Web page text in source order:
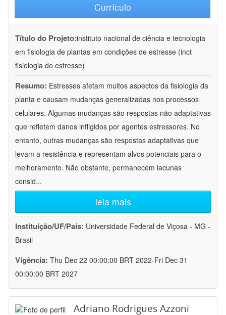
Currículo
Título do Projeto:instituto nacional de ciência e tecnologia
em fisiologia de plantas em condições de estresse (inct
fisiologia do estresse)
Resumo: Estresses afetam muitos aspectos da fisiologia da
planta e causam mudanças generalizadas nos processos
celulares. Algumas mudanças são respostas não adaptativas
que refletem danos infligidos por agentes estressores. No
entanto, outras mudanças são respostas adaptativas que
levam a resistência e representam alvos potenciais para o
melhoramento. Não obstante, permanecem lacunas
consid...
leia mais
Instituição/UF/País: Universidade Federal de Viçosa - MG -
Brasil
Vigência: Thu Dec 22 00:00:00 BRT 2022-Fri Dec 31
00:00:00 BRT 2027
Adriano Rodrigues Azzoni